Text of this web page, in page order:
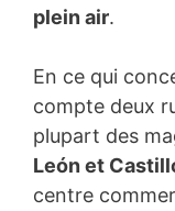
plein air.
En ce qui
compte deux
plupart des
León et
centre